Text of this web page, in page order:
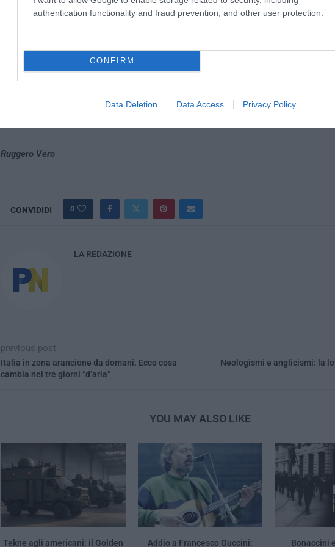
authentication functionality and fraud prevention, and other user protection.
CONFIRM
Data Deletion Data Access Privacy Policy
Ruggero Vero
CONVIDIDI 0
LA REDAZIONE
previous post
Italia in zona arancione da domani. Ecco cosa
cambia nei tre giorni “d’aria”
Neologismi e anglicismi: la
YOU MAY ALSO LIKE
Tekne agli americani: il Golden Addio a Francesco Guccini: Bonaccini